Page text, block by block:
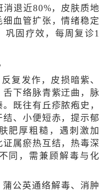
退近80%，皮肤质地
血管扩张，情绪稳定
巩固疗效，每周复诊1
复发作，皮损暗紫、
下络脉青紫迂曲，脉
既往有丘疹脓疱史，
、小便短赤，提示郁
肥厚粗糙，遇刺激加
属瘀热互结，热毒深
同，需兼顾解毒与化
公英通络解毒、消肿